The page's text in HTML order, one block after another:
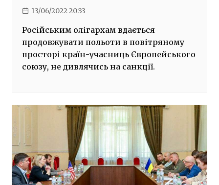
13/06/2022 20:33
Російським олігархам вдається
продовжувати польоти в повітряному
просторі країн-учасниць Європейського
союзу, не дивлячись на санкції.